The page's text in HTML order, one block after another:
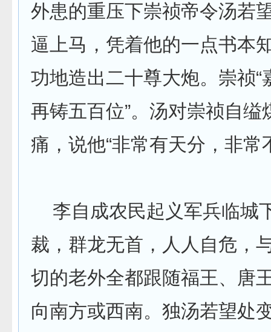
外患的重压下崇祯帝令汤若
逼上马，凭着他的一点书本
功地造出二十尊大炮。崇祯“
再铸五百位”。汤对崇祯自缢
痛，说他“非常有天分，非常
李自成农民起义军兵临城
裁，群龙无首，人人自危，
切的老外全都跟随福王、唐
向南方或西南。独汤若望处